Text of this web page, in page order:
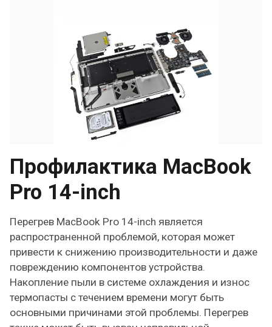
Профилактика MacBook
Pro 14-inch
Перегрев MacBook Pro 14-inch является
распространенной проблемой, которая может
привести к снижению производительности и даже
повреждению компонентов устройства.
Накопление пыли в системе охлаждения и износ
термопасты с течением времени могут быть
основными причинами этой проблемы. Перегрев